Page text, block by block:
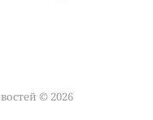
© 2026